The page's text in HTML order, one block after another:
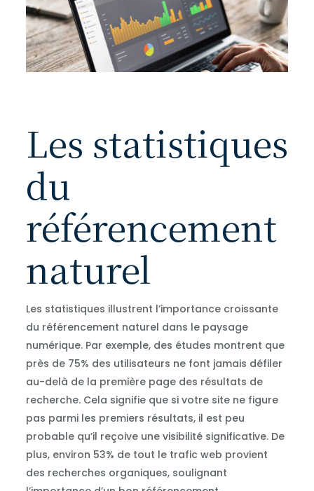
Les statistiques
du
référencement
naturel
Les statistiques illustrent l’importance croissante
du référencement naturel dans le paysage
numérique. Par exemple, des études montrent que
près de 75% des utilisateurs ne font jamais défiler
au-delà de la première page des résultats de
recherche. Cela signifie que si votre site ne figure
pas parmi les premiers résultats, il est peu
probable qu’il reçoive une visibilité significative. De
plus, environ 53% de tout le trafic web provient
des recherches organiques, soulignant